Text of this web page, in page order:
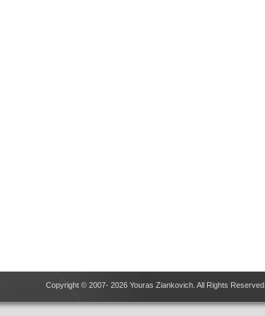
Copyright © 2007- 2026 Youras Ziankovich. All Rights Reserved.